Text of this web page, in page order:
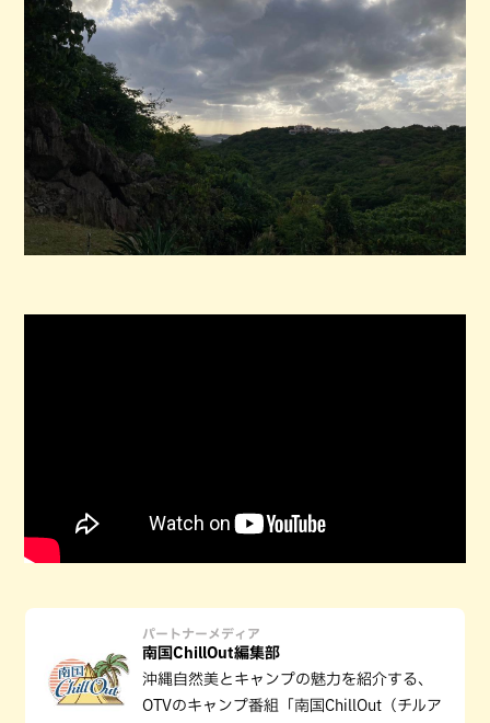
パートナーメディア
南国ChillOut編集部
沖縄自然美とキャンプの魅力を紹介する、
OTVのキャンプ番組「南国ChillOut（チルア